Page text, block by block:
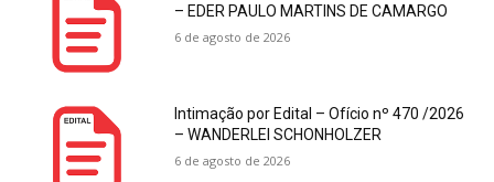
– EDER PAULO MARTINS DE CAMARGO
6 de agosto de 2026
Intimação por Edital – Ofício nº 470 /2026
– WANDERLEI SCHONHOLZER
6 de agosto de 2026